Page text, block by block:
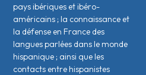
pays ibériques et ibéro-
américains ; la connaissance et
la défense en France des
langues parlées dans le monde
hispanique ; ainsi que les
contacts entre hispanistes